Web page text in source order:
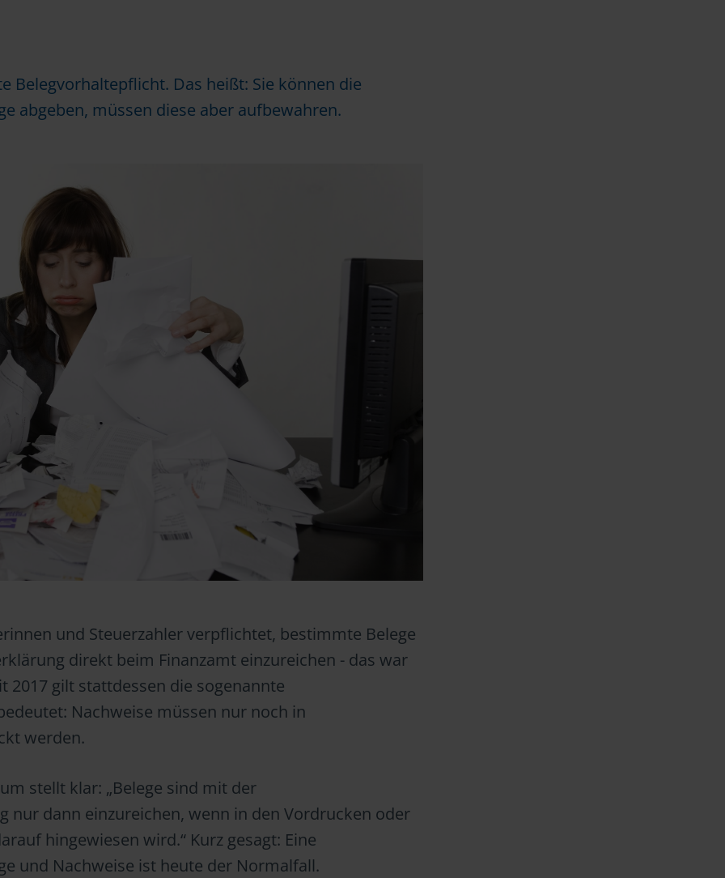
Belegvorhaltepflicht. Das heißt: Sie können die
abgeben, müssen diese aber aufbewahren.
und Steuerzahler verpflichtet, bestimmte Belege
direkt beim Finanzamt einzureichen - das war
2017 gilt stattdessen die sogenannte
Nachweise müssen nur noch in
werden.
stellt klar: „Belege sind mit der
nur dann einzureichen, wenn in den Vordrucken oder
hingewiesen wird.“ Kurz gesagt: Eine
und Nachweise ist heute der Normalfall.